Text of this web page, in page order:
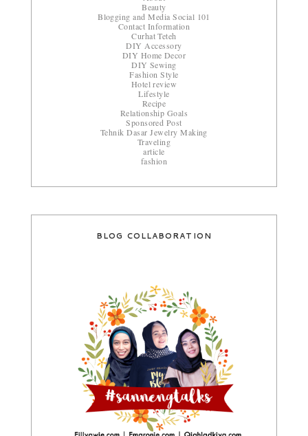
Beauty
Blogging and Media Social 101
Contact Information
Curhat Teteh
DIY Accessory
DIY Home Decor
DIY Sewing
Fashion Style
Hotel review
Lifestyle
Recipe
Relationship Goals
Sponsored Post
Tehnik Dasar Jewelry Making
Traveling
article
fashion
BLOG COLLABORATION